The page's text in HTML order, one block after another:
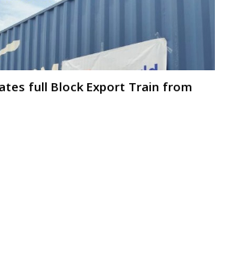
full Block Export Train from